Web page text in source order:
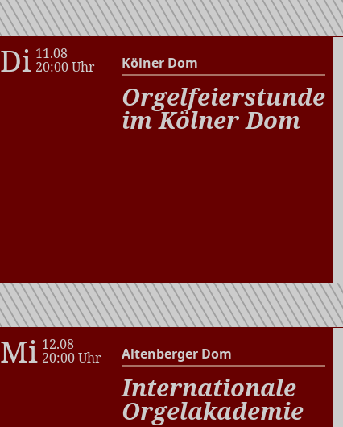
Di 11.08
20:00 Uhr Kölner Dom
Orgelfeierstunde
im Kölner Dom
Mi 12.08
20:00 Uhr Altenberger Dom
Internationale
Orgelakademie